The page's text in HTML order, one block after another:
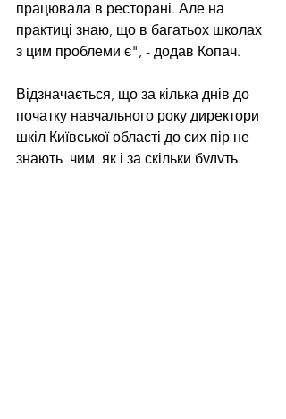
працювала в ресторані. Але на
практиці знаю, що в багатьох школах
з цим проблеми є", - додав Копач.
Відзначається, що за кілька днів до
початку навчального року директори
шкіл Київської області до сих пір не
знають, чим, як і за скільки будуть